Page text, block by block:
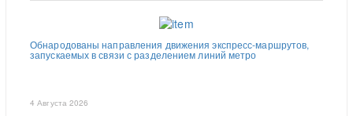
Обнародованы направления движения экспресс-маршрутов,
запускаемых в связи с разделением линий метро
4 Августа 2026